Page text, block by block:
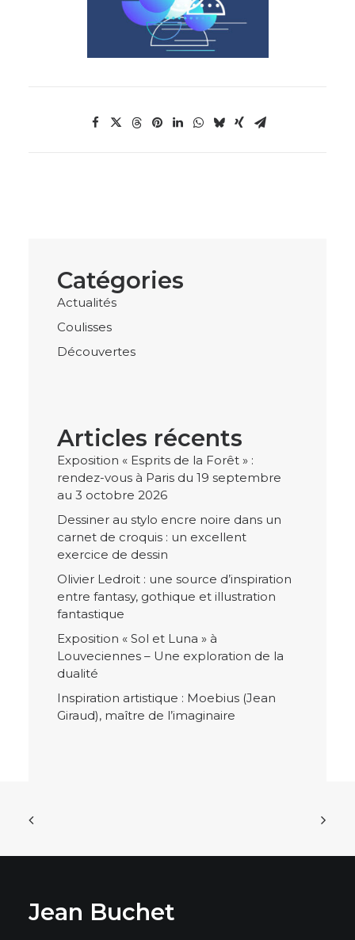
Catégories
Actualités
Coulisses
Découvertes
Articles récents
Exposition « Esprits de la Forêt » :
rendez-vous à Paris du 19 septembre
au 3 octobre 2026
Dessiner au stylo encre noire dans un
carnet de croquis : un excellent
exercice de dessin
Olivier Ledroit : une source d’inspiration
entre fantasy, gothique et illustration
fantastique
Exposition « Sol et Luna » à
Louveciennes – Une exploration de la
dualité
Inspiration artistique : Moebius (Jean
Giraud), maître de l’imaginaire
Jean Buchet